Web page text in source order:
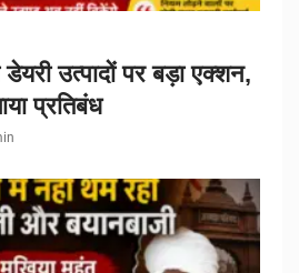
उत्पादों पर बड़ा एक्शन,
प्रतिबंध